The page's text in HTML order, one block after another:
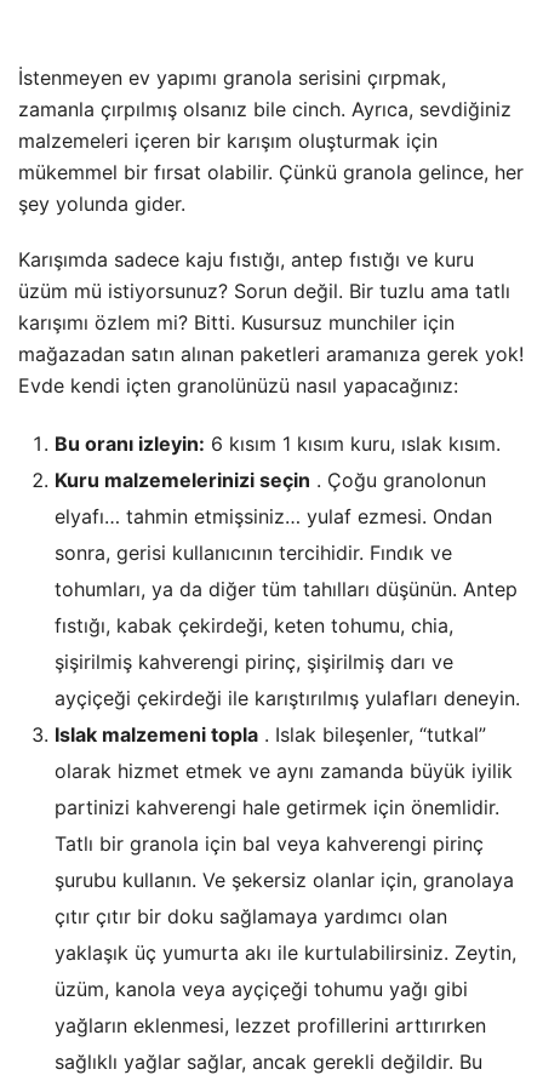
İstenmeyen ev yapımı granola serisini çırpmak,
zamanla çırpılmış olsanız bile cinch. Ayrıca, sevdiğiniz
malzemeleri içeren bir karışım oluşturmak için
mükemmel bir fırsat olabilir. Çünkü granola gelince, her
şey yolunda gider.
Karışımda sadece kaju fıstığı, antep fıstığı ve kuru
üzüm mü istiyorsunuz? Sorun değil. Bir tuzlu ama tatlı
karışımı özlem mi? Bitti. Kusursuz munchiler için
mağazadan satın alınan paketleri aramanıza gerek yok!
Evde kendi içten granolünüzü nasıl yapacağınız:
Bu oranı izleyin: 6 kısım 1 kısım kuru, ıslak kısım.
Kuru malzemelerinizi seçin . Çoğu granolonun
elyafı… tahmin etmişsiniz… yulaf ezmesi. Ondan
sonra, gerisi kullanıcının tercihidir. Fındık ve
tohumları, ya da diğer tüm tahılları düşünün. Antep
fıstığı, kabak çekirdeği, keten tohumu, chia,
şişirilmiş kahverengi pirinç, şişirilmiş darı ve
ayçiçeği çekirdeği ile karıştırılmış yulafları deneyin.
Islak malzemeni topla . Islak bileşenler, “tutkal”
olarak hizmet etmek ve aynı zamanda büyük iyilik
partinizi kahverengi hale getirmek için önemlidir.
Tatlı bir granola için bal veya kahverengi pirinç
şurubu kullanın. Ve şekersiz olanlar için, granolaya
çıtır çıtır bir doku sağlamaya yardımcı olan
yaklaşık üç yumurta akı ile kurtulabilirsiniz. Zeytin,
üzüm, kanola veya ayçiçeği tohumu yağı gibi
yağların eklenmesi, lezzet profillerini arttırırken
sağlıklı yağlar sağlar, ancak gerekli değildir. Bu